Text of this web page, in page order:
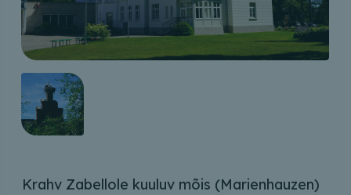
Krahv Zabellole kuuluv mõis (Marienhauzen)